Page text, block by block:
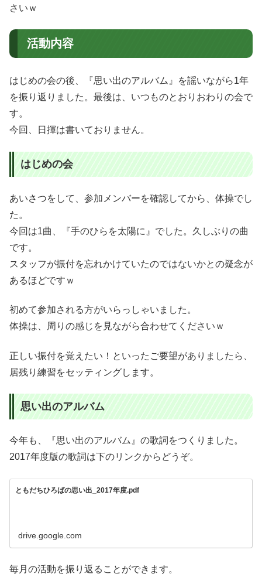
さいｗ
活動内容
はじめの会の後、『思い出のアルバム』を謡いながら1年
を振り返りました。最後は、いつものとおりおわりの会で
す。
今回、日揮は書いておりません。
はじめの会
あいさつをして、参加メンバーを確認してから、体操でし
た。
今回は1曲、『手のひらを太陽に』でした。久しぶりの曲
です。
スタッフが振付を忘れかけていたのではないかとの疑念が
あるほどですｗ
初めて参加される方がいらっしゃいました。
体操は、周りの感じを見ながら合わせてくださいｗ
正しい振付を覚えたい！といったご要望がありましたら、
居残り練習をセッティングします。
思い出のアルバム
今年も、『思い出のアルバム』の歌詞をつくりました。
2017年度版の歌詞は下のリンクからどうぞ。
ともだちひろばの思い出_2017年度.pdf
drive.google.com
毎月の活動を振り返ることができます。